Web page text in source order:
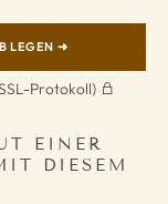
LEGEN ➜
Protokoll)
EINER
DIESEM